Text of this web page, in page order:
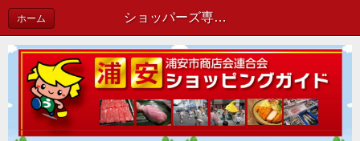
ショッパーズ専門店会
ホーム